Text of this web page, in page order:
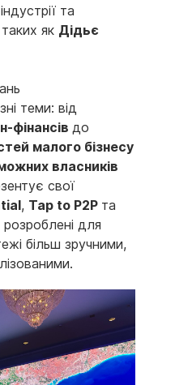
та
як Дідьє
теми: від
фінансів до
малого бізнесу
власників
свої
, Tap to P2P та
розроблені для
більш зручними,